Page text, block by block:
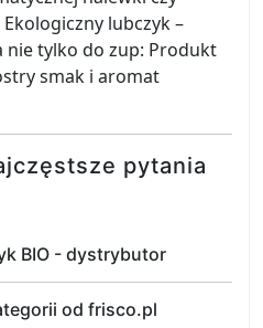
lubczyk –
tylko do zup: Produkt
smak i aromat
pytania
BIO - dystrybutor
od frisco.pl